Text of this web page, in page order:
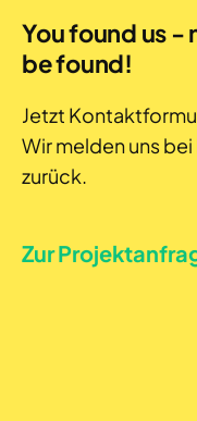
You found us -
be found!
Jetzt
Wir melden uns
zurück.
Zur